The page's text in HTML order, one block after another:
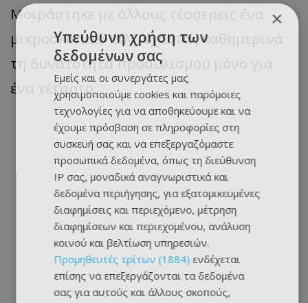
Μοιράστηκε με άλλους τέσσερεις ένα
μικροσκοπικό κελί, έχοντας καθημερινά
τη δυνατότητα προαυλισμού μόνο για
ένα τέταρτο.
×
Υπεύθυνη χρήση των
δεδομένων σας
Εμείς και οι συνεργάτες μας
χρησιμοποιούμε cookies και παρόμοιες
τεχνολογίες για να αποθηκεύουμε και να
έχουμε πρόσβαση σε πληροφορίες στη
συσκευή σας και να επεξεργαζόμαστε
προσωπικά δεδομένα, όπως τη διεύθυνση
IP σας, μοναδικά αναγνωριστικά και
δεδομένα περιήγησης, για εξατομικευμένες
διαφημίσεις και περιεχόμενο, μέτρηση
διαφημίσεων και περιεχομένου, ανάλυση
κοινού και βελτίωση υπηρεσιών.
Προμηθευτές τρίτων (1884)ενδέχεται
επίσης να επεξεργάζονται τα δεδομένα
σας για αυτούς και άλλους σκοπούς,